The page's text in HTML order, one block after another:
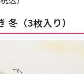
冬（3枚入り）